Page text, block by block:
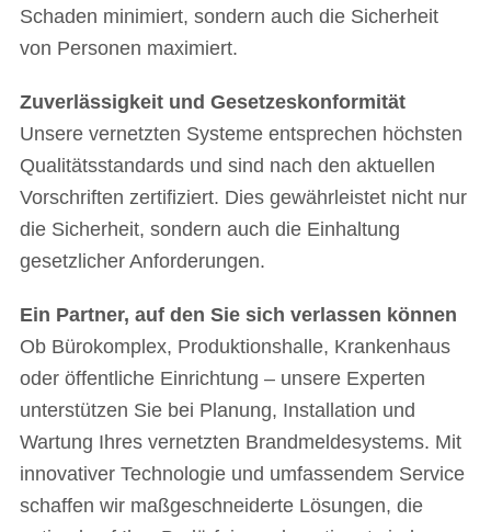
Schaden minimiert, sondern auch die Sicherheit
von Personen maximiert.
Zuverlässigkeit und Gesetzeskonformität
Unsere vernetzten Systeme entsprechen höchsten
Qualitätsstandards und sind nach den aktuellen
Vorschriften zertifiziert. Dies gewährleistet nicht nur
die Sicherheit, sondern auch die Einhaltung
gesetzlicher Anforderungen.
Ein Partner, auf den Sie sich verlassen können
Ob Bürokomplex, Produktionshalle, Krankenhaus
oder öffentliche Einrichtung – unsere Experten
unterstützen Sie bei Planung, Installation und
Wartung Ihres vernetzten Brandmeldesystems. Mit
innovativer Technologie und umfassendem Service
schaffen wir maßgeschneiderte Lösungen, die